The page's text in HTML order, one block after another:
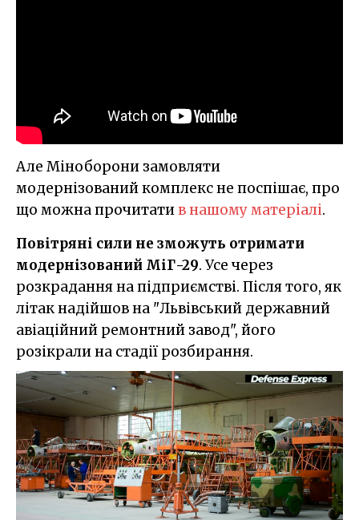
Але Міноборони замовляти
модернізований комплекс не поспішає, про
що можна прочитатив нашому матеріалі.
Повітряні сили не зможуть отримати
модернізований МіГ-29. Усе через
розкрадання на підприємстві. Після того, як
літак надійшов на "Львівський державний
авіаційний ремонтний завод", його
розікрали на стадії розбирання.